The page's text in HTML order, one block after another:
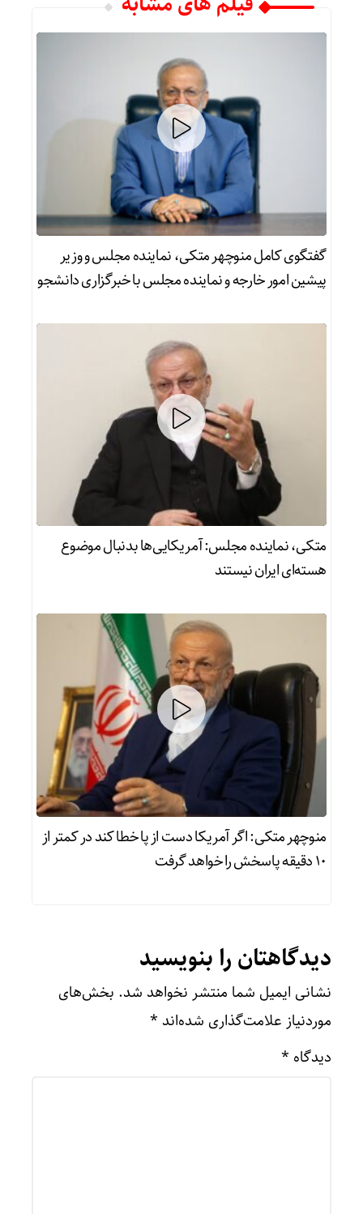
گفتگوی کامل منوچهر متکی، نماینده مجلس و وزیر
پیشین امور خارجه و نماینده مجلس با خبرگزاری دانشجو
متکی، نماینده مجلس: آمریکایی‌ها بدنبال موضوع
هسته‌ای ایران نیستند
منوچهر متکی: اگر آمریکا دست از پا خطا کند در کمتر از
۱۰ دقیقه پاسخش را خواهد گرفت
دیدگاهتان را بنویسید
نشانی ایمیل شما منتشر نخواهد شد. بخش‌های
موردنیاز علامت‌گذاری شده‌اند *
دیدگاه *